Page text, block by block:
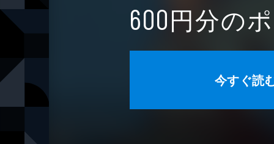
600円分の
今すぐ読